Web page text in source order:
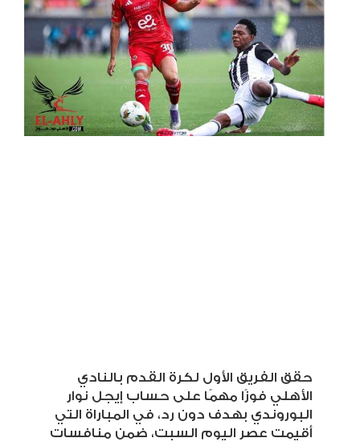
حقق الفريق الأول لكرة القدم بالنادي
الأهلي فوزًا مهمًا على حساب إيجل نوار
البوروندي بهدف دون رد، في المباراة التي
أقيمت عصر اليوم السبت، ضمن منافسات